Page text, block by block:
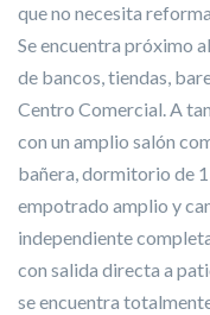
que no necesita
Se encuentra próximo
de bancos, tiendas,
Centro Comercial. A
con un amplio salón
bañera, dormitorio de
empotrado amplio y
independiente
con salida directa a
se encuentra